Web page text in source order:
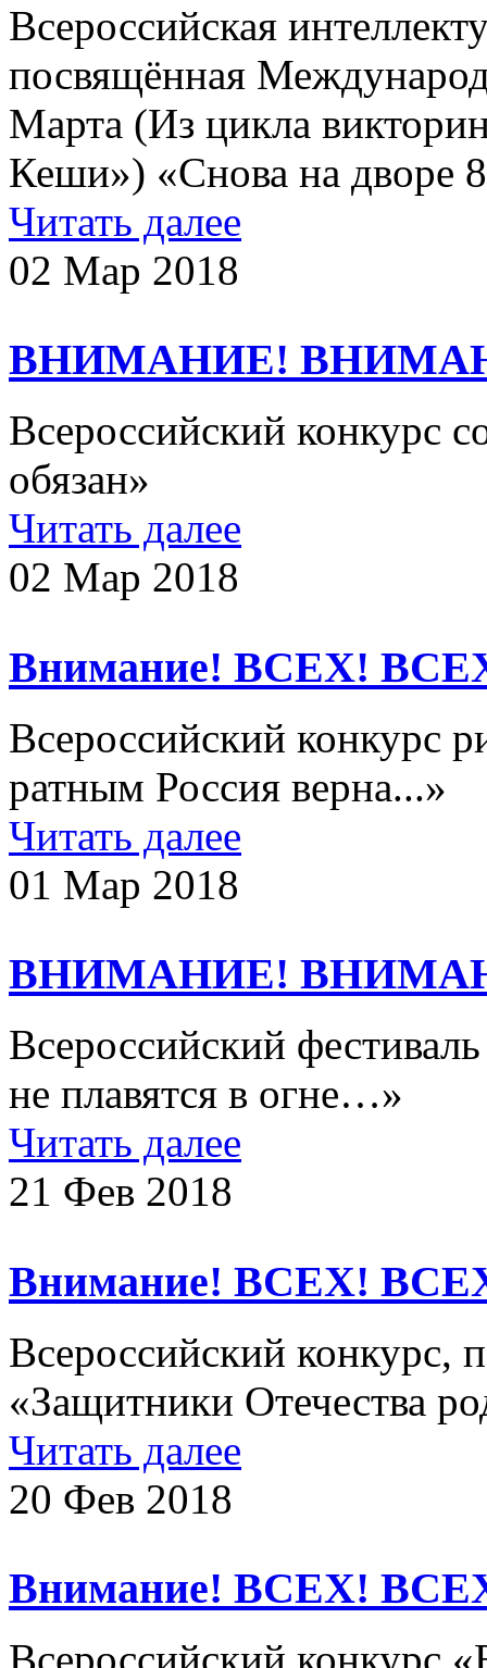
Всероссийская
посвящённая
Марта (Из цикла
Кеши») «Снова на дворе
Читать далее
02 Мар 2018
ВНИМАНИЕ!
Всероссийский конкурс
обязан»
Читать далее
02 Мар 2018
Внимание! ВСЕХ!
Всероссийский конкурс
ратным Россия верна...»
Читать далее
01 Мар 2018
ВНИМАНИЕ!
Всероссийский
не плавятся в огне…»​
Читать далее
21 Фев 2018
Внимание! ВСЕХ!
Всероссийский конкурс,
«Защитники Отечества
Читать далее
20 Фев 2018
Внимание! ВСЕХ!